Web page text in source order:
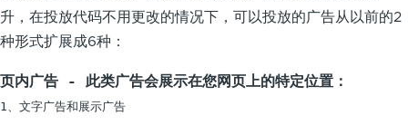
升，在投放代码不用更改的情况下，可以投放的广告从以前的2
种形式扩展成6种：
页内广告 - 此类广告会展示在您网页上的特定位置：
1、文字广告和展示广告